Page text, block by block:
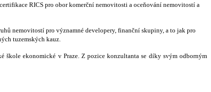
RICS pro obor komerční nemovitosti a oceňování nemovitostí a
nemovitostí pro významné developery, finanční skupiny, a to jak pro
tuzemských kauz.
škole ekonomické v Praze. Z pozice konzultanta se díky svým odborným